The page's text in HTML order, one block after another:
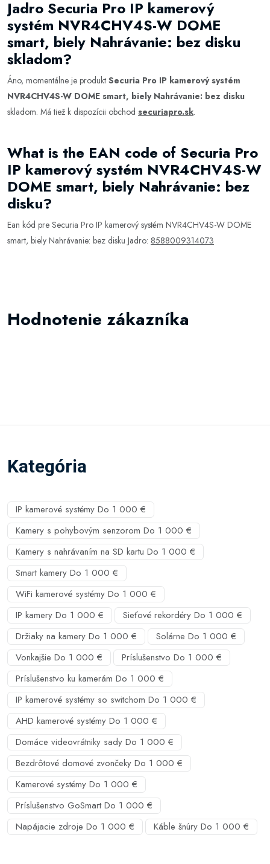
Jadro Securia Pro IP kamerový
systém NVR4CHV4S-W DOME
smart, biely Nahrávanie: bez disku
skladom?
Áno, momentálne je produkt Securia Pro IP kamerový systém
NVR4CHV4S-W DOME smart, biely Nahrávanie: bez disku
skladom. Má tiež k dispozícii obchod securiapro.sk.
What is the EAN code of Securia Pro
IP kamerový systém NVR4CHV4S-W
DOME smart, biely Nahrávanie: bez
disku?
Ean kód pre Securia Pro IP kamerový systém NVR4CHV4S-W DOME
smart, biely Nahrávanie: bez disku Jadro: 8588009314073
Hodnotenie zákazníka
Kategória
IP kamerové systémy Do 1 000 €
Kamery s pohybovým senzorom Do 1 000 €
Kamery s nahrávaním na SD kartu Do 1 000 €
Smart kamery Do 1 000 €
WiFi kamerové systémy Do 1 000 €
IP kamery Do 1 000 €
Sieťové rekordéry Do 1 000 €
Držiaky na kamery Do 1 000 €
Solárne Do 1 000 €
Vonkajšie Do 1 000 €
Príslušenstvo Do 1 000 €
Príslušenstvo ku kamerám Do 1 000 €
IP kamerové systémy so switchom Do 1 000 €
AHD kamerové systémy Do 1 000 €
Domáce videovrátniky sady Do 1 000 €
Bezdrôtové domové zvončeky Do 1 000 €
Kamerové systémy Do 1 000 €
Príslušenstvo GoSmart Do 1 000 €
Napájacie zdroje Do 1 000 €
Káble šnúry Do 1 000 €